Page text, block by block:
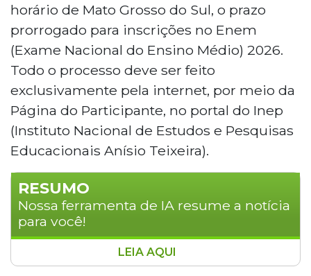
horário de Mato Grosso do Sul, o prazo
prorrogado para inscrições no Enem
(Exame Nacional do Ensino Médio) 2026.
Todo o processo deve ser feito
exclusivamente pela internet, por meio da
Página do Participante, no portal do Inep
(Instituto Nacional de Estudos e Pesquisas
Educacionais Anísio Teixeira).
RESUMO
Nossa ferramenta de IA resume a notícia
para você!
O prazo para inscrições no Enem 2026
LEIA AQUI